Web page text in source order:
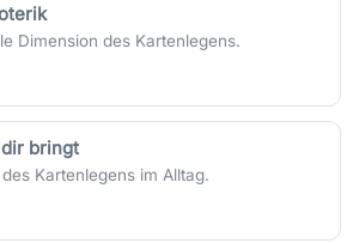
Dimension des Kartenlegens.
bringt
Kartenlegens im Alltag.